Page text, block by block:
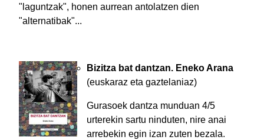
"laguntzak", honen aurrean antolatzen dien
"alternatibak"...
Bizitza bat dantzan. Eneko Arana
(euskaraz eta gaztelaniaz)
Gurasoek dantza munduan 4/5
urterekin sartu ninduten, nire anai
arrebekin egin izan zuten bezala.